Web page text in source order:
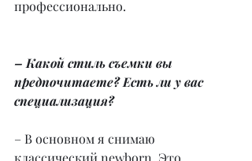
профессионально.
– Какой стиль съемки вы
предпочитаете? Есть ли у вас
специализация?
– В основном я снимаю
классический newborn. Это